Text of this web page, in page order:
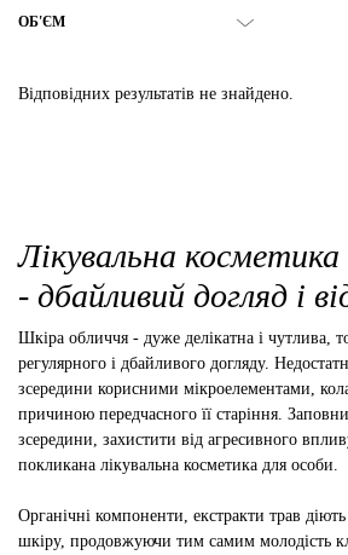
ОБ'ЄМ
Відповідних результатів не знайдено.
Лікувальна косметика
- дбайливий догляд і
Шкіра обличчя - дуже делікатна і чутлива,
регулярного і дбайливого догляду.
зсередини корисними мікроелементами,
причиною передчасного її старіння.
зсередини, захистити від агресивного
покликана лікувальна косметика для особи.
Органічні компоненти, екстракти трав
шкіру, продовжуючи тим самим молодість